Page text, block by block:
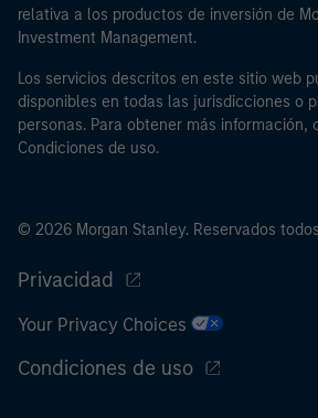
deuda pública a escala nacional y
centrales, organismos
supranacionales como el Banco
el BEI y otras organizaciones
que intervengan por cuenta propia.
el regulador del país de origen
relativa a los productos de inversión de
Investment Management.
Los servicios descritos en este sitio web
disponibles en todas las jurisdicciones o
personas. Para obtener más información,
Condiciones de uso.
© 2026 Morgan Stanley. Reservados
Privacidad
Your Privacy Choices
Condiciones de uso